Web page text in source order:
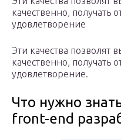
качественно, получать
удовлетворение
Эти качества позволят
качественно, получать
удовлетворение.
Что нужно
front-end